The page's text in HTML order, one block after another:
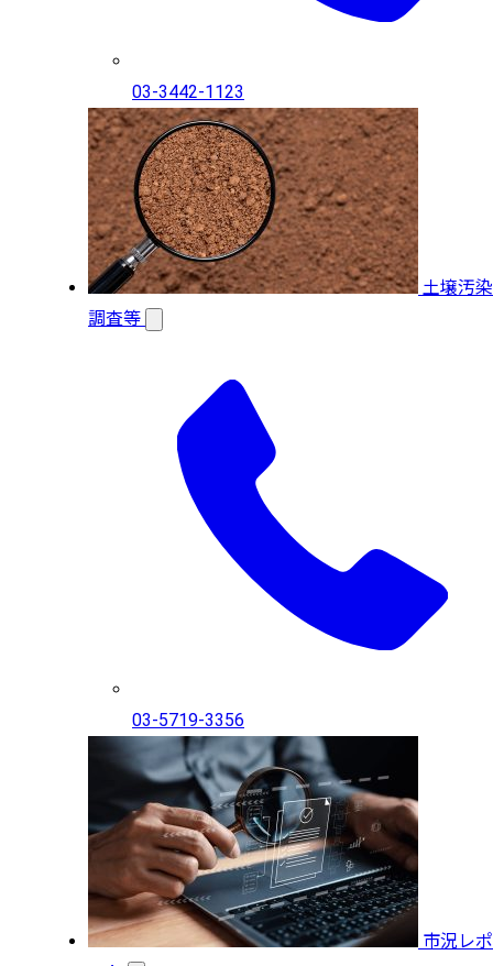
03-3442-1123
土壌汚染
調査等
03-5719-3356
市況レポ